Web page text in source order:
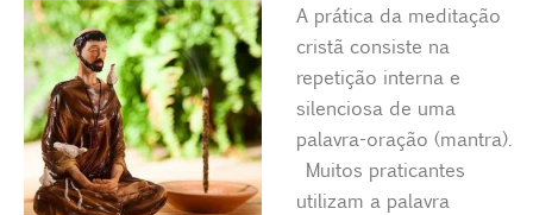
A prática da meditação
cristã consiste na
repetição interna e
silenciosa de uma
palavra-oração (mantra).
Muitos praticantes
utilizam a palavra